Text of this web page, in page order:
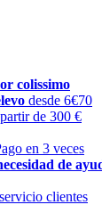
colissimo
desde 6€70
de 300 €
en 3 veces
de
clientes